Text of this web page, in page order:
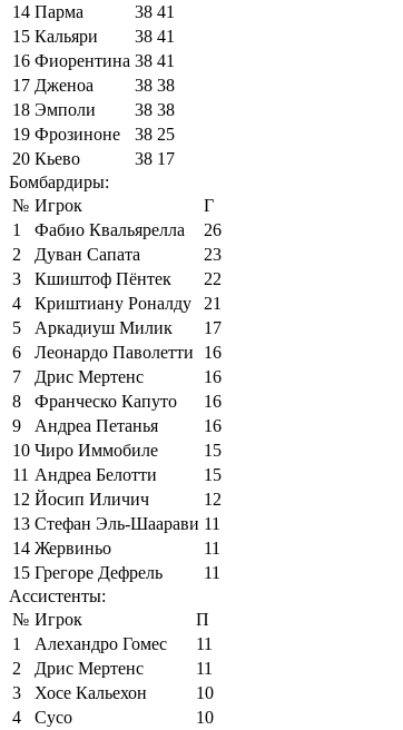
14 Парма 38 41
15 Кальяри 38 41
16 Фиорентина 38 41
17 Дженоа 38 38
18 Эмполи 38 38
19 Фрозиноне 38 25
20 Кьево 38 17
Бомбардиры:
№ Игрок
Г
1
Фабио Квальярелла
26
2
Дуван Сапата
23
3
Кшиштоф Пёнтек
22
4
Криштиану Роналду
21
5
Аркадиуш Милик
17
6
Леонардо Паволетти
16
7
Дрис Мертенс
16
8
Франческо Капуто
16
9
Андреа Петанья
16
10 Чиро Иммобиле
15
11 Андреа Белотти
15
12 Йосип Иличич
12
13 Стефан Эль-Шаарави 11
14 Жервиньо
11
15 Грегоре Дефрель
11
Ассистенты:
№ Игрок
П
1
Алехандро Гомес
11
2
Дрис Мертенс
11
3
Хосе Кальехон
10
4
Сусо
10